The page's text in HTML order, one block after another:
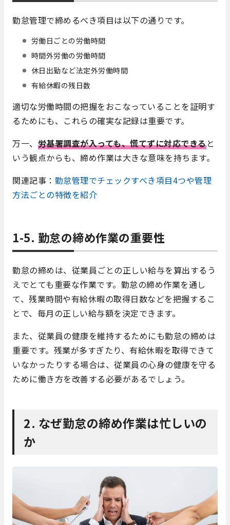
勤怠管理で締めるべき項目は以下の通りです。
労働日ごとの労働時間
時間外労働の労働時間
休日出勤など法定外労働時間
有給休暇の残日数
適切な労働時間の把握をおこなっていることを証明す
るためにも、これらの確実な記録は重要です。
万一、 労基署調査が入っても、慌てずに対応できると
いう観点からも、締め作業は大きな意味を持ちます。
関連記事： 勤怠管理でチェックすべき項目4つや管理
方法ごとの特徴を紹介
1-5. 勤怠の締め作業の重要性
勤怠の締めは、従業員ごとの正しい給与を算出するう
えでとても重要な作業です。勤怠の締め作業を通し
て、残業時間や有給休暇の取得日数などを把握するこ
とで、毎月の正しい給与額を決定できます。
また、従業員の健康を維持するためにも勤怠の締めは
重要です。残業が多すぎたり、有給休暇を取得できて
いなかったりする場合は、従業員の心身の健康を守る
ために働き方を改善する必要があるでしょう。
2. なぜ勤怠の締め作業は忙しいの
か